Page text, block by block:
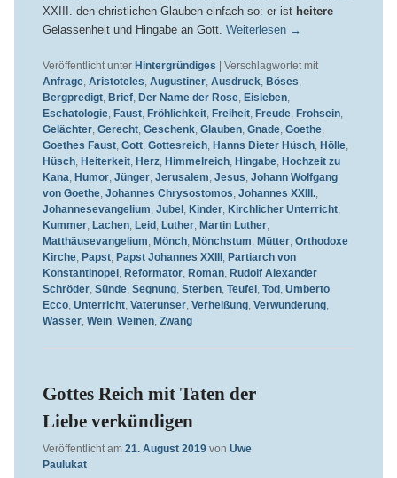
XXIII. den christlichen Glauben einfach so: er ist heitere
Gelassenheit und Hingabe an Gott. Weiterlesen →
Veröffentlicht unter Hintergründiges | Verschlagwortet mit
Anfrage, Aristoteles Augustiner, Ausdruck, Böses
Bergpredigt, Brief, Der Name der Rose, Eisleben,
Eschatologie, Faust, Fröhlichkeit, Freiheit, Freude, Frohsein,
Gelächter, Gerecht, Geschenk, Glauben, Gnade, Goethe,
Goethes Faust, Gott, Gottesreich, Hanns Dieter Hüsch, Hölle,
Hüsch, Heiterkeit, Herz, Himmelreich, Hingabe, Hochzeit zu
Kana Humor, Jünger, Jerusalem Jesus Johann Wolfgang
von Goethe, Johannes Chrysostomos Johannes XXIII.,
Johannesevangelium Jubel, Kinder, Kirchlicher Unterricht,
Kummer, Lachen, Leid, Luther, Martin Luther,
Matthäusevangelium Mönch, Mönchstum Mütter, Orthodoxe
Kirche, Papst, Papst Johannes XXIII, Partiarch von
Konstantinopel, Reformator, Roman, Rudolf Alexander
Schröder, Sünde, Segnung, Sterben, Teufel, Tod, Umberto
Ecco, Unterricht, Vaterunser, Verheißung, Verwunderung,
Wasser, Wein, Weinen, Zwang
Gottes Reich mit Taten der
Liebe verkündigen
Veröffentlicht am 21. August 2019 von Uwe
Paulukat